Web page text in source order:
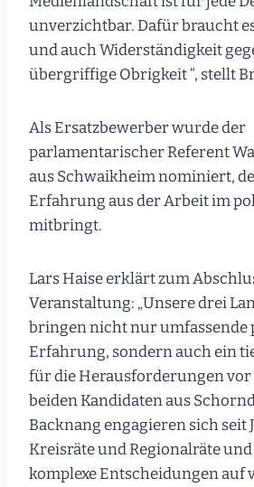
unverzichtbar. Dafür braucht
und auch Widerständigkeit
übergriffige Obrigkeit “, stellt
Als Ersatzbewerber wurde der
parlamentarischer Referent
aus Schwaikheim nominiert,
Erfahrung aus der Arbeit im
mitbringt.
Lars Haise erklärt zum
Veranstaltung: „Unsere drei
bringen nicht nur umfassende
Erfahrung, sondern auch ein
für die Herausforderungen vor
beiden Kandidaten aus
Backnang engagieren sich seit
Kreisräte und Regionalräte
komplexe Entscheidungen auf